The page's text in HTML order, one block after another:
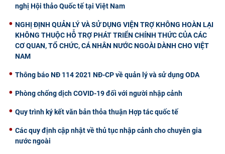
nghị Hội thảo Quốc tế tại Việt Nam
NGHỊ ĐỊNH QUẢN LÝ VÀ SỬ DỤNG VIỆN TRỢ KHÔNG HOÀN LẠI
KHÔNG THUỘC HỖ TRỢ PHÁT TRIỂN CHÍNH THỨC CỦA CÁC
CƠ QUAN, TỔ CHỨC, CÁ NHÂN NƯỚC NGOÀI DÀNH CHO VIỆT
NAM
Thông báo NĐ 114 2021 NĐ-CP về quản lý và sử dụng ODA
Phòng chống dịch COVID-19 đối với người nhập cảnh
Quy trình ký kết văn bản thỏa thuận Hợp tác quốc tế
Các quy định cập nhật về thủ tục nhập cảnh cho chuyên gia
nước ngoài